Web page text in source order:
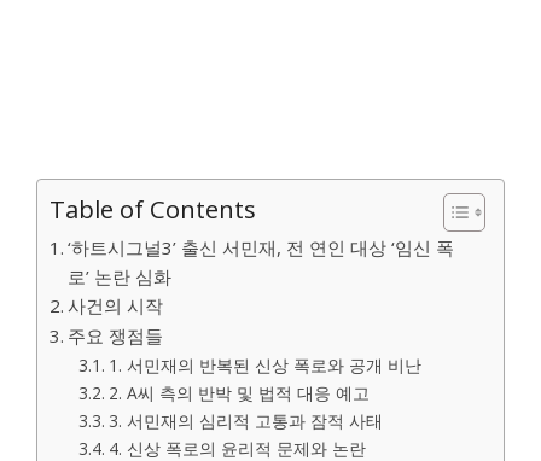
Table of Contents
‘하트시그널3’ 출신 서민재, 전 연인 대상 ‘임신 폭
로’ 논란 심화
사건의 시작
주요 쟁점들
1. 서민재의 반복된 신상 폭로와 공개 비난
2. A씨 측의 반박 및 법적 대응 예고
3. 서민재의 심리적 고통과 잠적 사태
4. 신상 폭로의 윤리적 문제와 논란